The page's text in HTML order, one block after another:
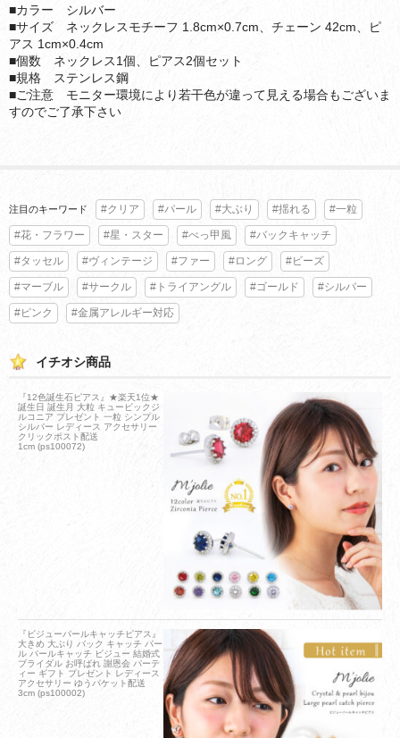
■カラー シルバー
■サイズ ネックレスモチーフ 1.8cm×0.7cm、チェーン 42cm、ピ
アス 1cm×0.4cm
■個数 ネックレス1個、ピアス2個セット
■規格 ステンレス鋼
■ご注意 モニター環境により若干色が違って見える場合もございま
すのでご了承下さい
注目のキーワード #クリア #パール #大ぶり #揺れる #一粒
#花・フラワー #星・スター #べっ甲風 #バックキャッチ
#タッセル #ヴィンテージ #ファー #ロング #ビーズ
#マーブル #サークル #トライアングル #ゴールド #シルバー
#ピンク #金属アレルギー対応
イチオシ商品
『12色誕生石ピアス』★楽天1位★
誕生日 誕生月 大粒 キュービックジ
ルコニア プレゼント 一粒 シンプル
シルバー レディース アクセサリー
クリックポスト配送
1cm (ps100072)
『ビジューパールキャッチピアス』
大きめ 大ぶり バック キャッチ パー
ル パールキャッチ ビジュー 結婚式
ブライダル お呼ばれ 謝恩会 パーテ
ィー ギフト プレゼント レディース
アクセサリー ゆうパケット配送
3cm (ps100002)